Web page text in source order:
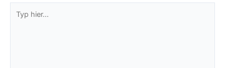
hier...